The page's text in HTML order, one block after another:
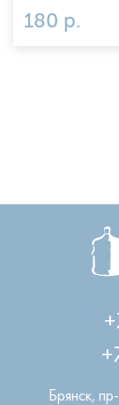
180 р.
Брянск